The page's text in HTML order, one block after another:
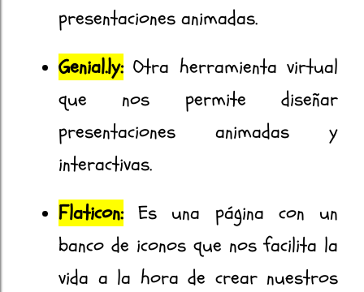
presentaciones animadas.
Genial.ly:Otra herramienta virtual
que nos permite diseñar
presentaciones animadas y
interactivas.
Flaticon:Es una página con un
banco de iconos que nos facilita la
vida a la hora de crear nuestros